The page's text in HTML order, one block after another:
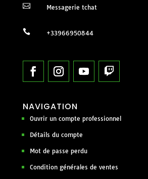
 Messagerie tchat
 +33966950844
NAVIGATION
Ouvrir un compte professionnel
Détails du compte
Mot de passe perdu
Condition générales de ventes